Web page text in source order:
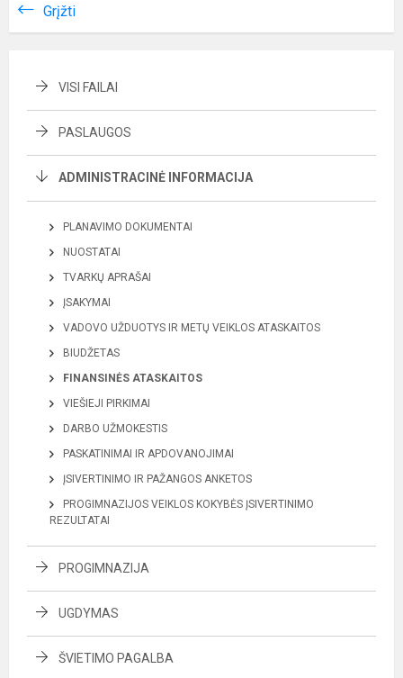
Grįžti
VISI FAILAI
PASLAUGOS
ADMINISTRACINĖ INFORMACIJA
PLANAVIMO DOKUMENTAI
NUOSTATAI
TVARKŲ APRAŠAI
ĮSAKYMAI
VADOVO UŽDUOTYS IR METŲ VEIKLOS ATASKAITOS
BIUDŽETAS
FINANSINĖS ATASKAITOS
VIEŠIEJI PIRKIMAI
DARBO UŽMOKESTIS
PASKATINIMAI IR APDOVANOJIMAI
ĮSIVERTINIMO IR PAŽANGOS ANKETOS
PROGIMNAZIJOS VEIKLOS KOKYBĖS ĮSIVERTINIMO
REZULTATAI
PROGIMNAZIJA
UGDYMAS
ŠVIETIMO PAGALBA